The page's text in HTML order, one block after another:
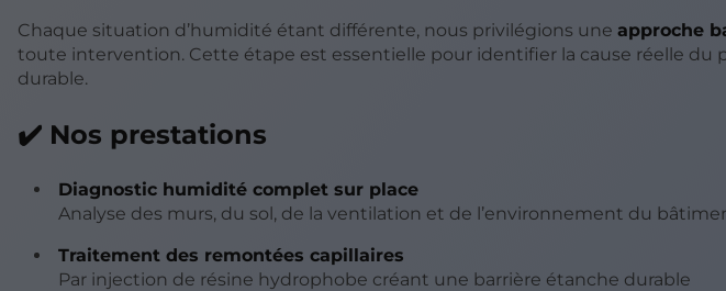
Chaque situation d’humidité étant différente, nous privilégions une approche
toute intervention. Cette étape est essentielle pour identifier la cause réelle du
durable.
✔️ Nos prestations
Diagnostic humidité complet sur place
Analyse des murs, du sol, de la ventilation et de l’environnement du
Traitement des remontées capillaires
Par injection de résine hydrophobe créant une barrière étanche durable